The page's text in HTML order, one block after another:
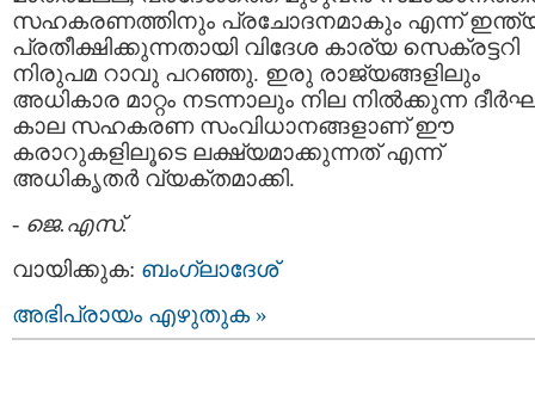
സഹകരണത്തിനും പ്രചോദനമാകും എന്ന്
പ്രതീക്ഷിക്കുന്നതായി വിദേശ കാര്യ സെക്രട്ടറി
നിരുപമ റാവു പറഞ്ഞു. ഇരു രാജ്യങ്ങളിലും
അധികാര മാറ്റം നടന്നാലും നില നില്‍ക്കുന്ന
കാല സഹകരണ സംവിധാനങ്ങളാണ് ഈ
കരാറുകളിലൂടെ ലക്ഷ്യമാക്കുന്നത് എന്ന്‍
അധികൃതര്‍ വ്യക്തമാക്കി.
- ജെ.എസ്.
വായിക്കുക: ബംഗ്ലാദേശ്
അഭിപ്രായം എഴുതുക »